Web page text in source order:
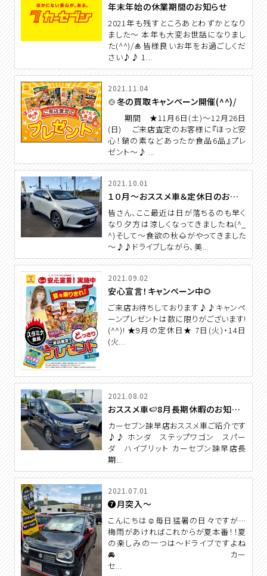
年末年始の休業期間のお知らせ
2021年も残すところあとわずかとなり
ました～ 本年も大変お世話になりまし
た(^^)/🎍皆様良いお年をお過ごしくだ
さい♪♪ 1...
2021.11.04
🍲冬の買取キャンペーン開催(^^)/
期間 ★11月6日(土)～12月26日
(日) ご来店査定のお客様に『ほっと安
心！鍋の素などあったか食品6品』プレ
ゼント～♪ ...
2021.10.01
１０月～おススメ車＆定休日のお知らせ♫
皆さん、ここ最近は日が落ちるのも早く
なり夕方は涼しくなってきましたね(^_
^)そして～食欲の秋🌰がやってきました
～♪♪ドライブしながら、美...
2021.09.02
安心宣言！キャンペーン中🌻
ご来店お待ちしております♪♪キャンペ
ーンプレゼントは数に限りがございます!
(^^)! ★9月の定休日★ 7日(火)・14日
(火...
2021.08.02
おススメ車🍉8月長期休暇のお知らせ
カーセブン諫早店おススメ車ご紹介です
♪♪ ホンダ ステップワゴン スパー
ダ ハイブリット カーセブン諫早店長
期...
2021.07.01
❼月突入～
こんにちは☺毎日猛暑の日々ですが…
梅雨があければこれからが夏本番！！夏
の楽しみの一つは～ドライブですよね
🚘 カー
セ...